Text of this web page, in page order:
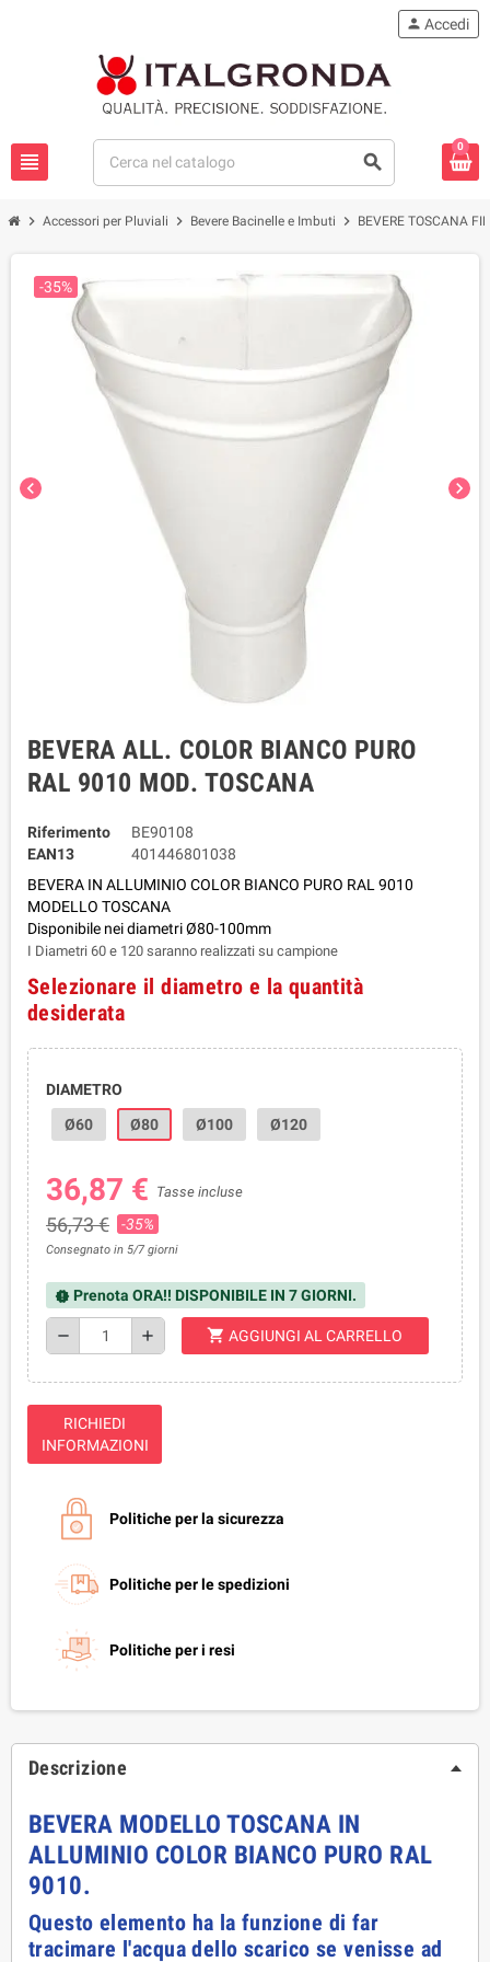
view_headline search
person Accedi
0
chevron_right Accessori per Pluviali chevron_right Bevere Bacinelle e Imbuti chevron_right BEVERE TOSCANA
chevron_left chevron_right
-35%
BEVERA ALL. COLOR BIANCO PURO
RAL 9010 MOD. TOSCANA
Riferimento
BE90108
EAN13
401446801038
BEVERA IN ALLUMINIO COLOR BIANCO PURO RAL 9010
MODELLO TOSCANA
Disponibile nei diametri Ø80-100mm
I Diametri 60 e 120 saranno realizzati su campione
Selezionare il diametro e la quantità
desiderata
DIAMETRO
Ø60
Ø80 Ø100 Ø120
36,87 € Tasse incluse
56,73 € -35%
Consegnato in 5/7 giorni
new_releases Prenota ORA!! DISPONIBILE IN 7 GIORNI.
remove add shopping_cart AGGIUNGI AL CARRELLO
RICHIEDI
INFORMAZIONI
Politiche per la sicurezza
Politiche per le spedizioni
Politiche per i resi
Descrizione
BEVERA MODELLO TOSCANA IN
ALLUMINIO COLOR BIANCO PURO RAL
9010.
Questo elemento ha la funzione di far
tracimare l'acqua dello scarico se venisse ad